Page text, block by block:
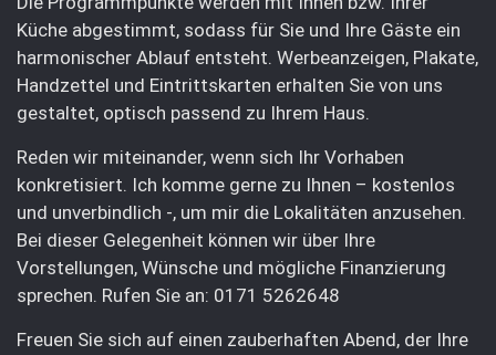
Küche abgestimmt, sodass für Sie und Ihre Gäste ein
harmonischer Ablauf entsteht. Werbeanzeigen, Plakate,
Handzettel und Eintrittskarten erhalten Sie von uns
gestaltet, optisch passend zu Ihrem Haus.
Reden wir miteinander, wenn sich Ihr Vorhaben
konkretisiert. Ich komme gerne zu Ihnen – kostenlos
und unverbindlich -, um mir die Lokalitäten anzusehen.
Bei dieser Gelegenheit können wir über Ihre
Vorstellungen, Wünsche und mögliche Finanzierung
sprechen. Rufen Sie an: 0171 5262648
Freuen Sie sich auf einen zauberhaften Abend, der Ihre